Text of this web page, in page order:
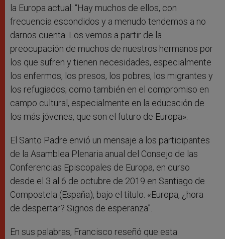
la Europa actual: “Hay muchos de ellos, con
frecuencia escondidos y a menudo tendemos a no
darnos cuenta. Los vemos a partir de la
preocupación de muchos de nuestros hermanos por
los que sufren y tienen necesidades, especialmente
los enfermos, los presos, los pobres, los migrantes y
los refugiados; como también en el compromiso en
campo cultural, especialmente en la educación de
los más jóvenes, que son el futuro de Europa».
El Santo Padre envió un mensaje a los participantes
de la Asamblea Plenaria anual del Consejo de las
Conferencias Episcopales de Europa, en curso
desde el 3 al 6 de octubre de 2019 en Santiago de
Compostela (España), bajo el título: «Europa, ¿hora
de despertar? Signos de esperanza”.
En sus palabras, Francisco reseñó que esta